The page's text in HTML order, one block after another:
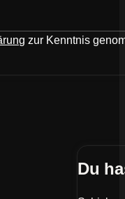
zur Kenntnis
Du